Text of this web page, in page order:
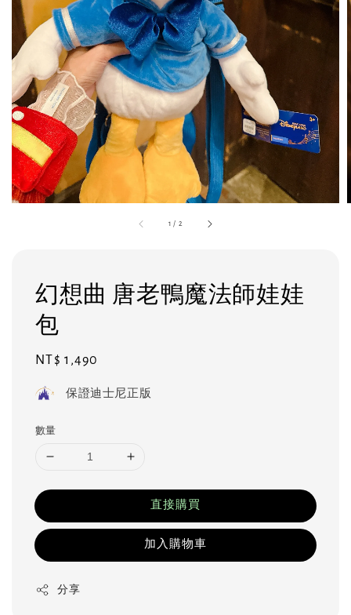
1 / 2
幻想曲 唐老鴨魔法師娃娃
包
Regular
NT$ 1,490
保證迪士尼正版
數量
直接購買
加入購物車
分享